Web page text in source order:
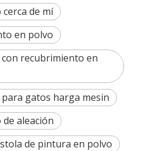
de mí
en polvo
con recubrimiento en
gatos harga mesin
aleación
de pintura en polvo